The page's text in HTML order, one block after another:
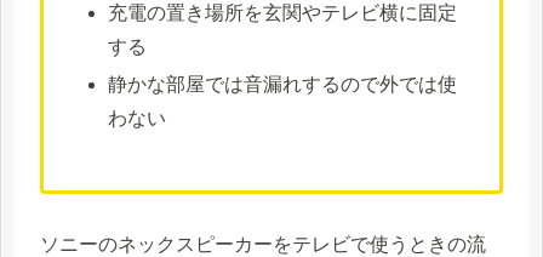
充電の置き場所を玄関やテレビ横に固定
する
静かな部屋では音漏れするので外では使
わない
ソニーのネックスピーカーをテレビで使うときの流